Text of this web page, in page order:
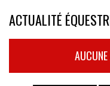
ACTUALITÉ